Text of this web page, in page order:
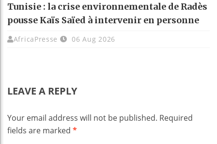
Tunisie : la crise environnementale de Radès
pousse Kaïs Saïed à intervenir en personne
AfricaPresse 06 Aug 2026
LEAVE A REPLY
Your email address will not be published. Required
fields are marked *